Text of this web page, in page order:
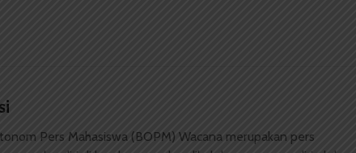
Pers Mahasiswa (BOPM) Wacana merupakan pers